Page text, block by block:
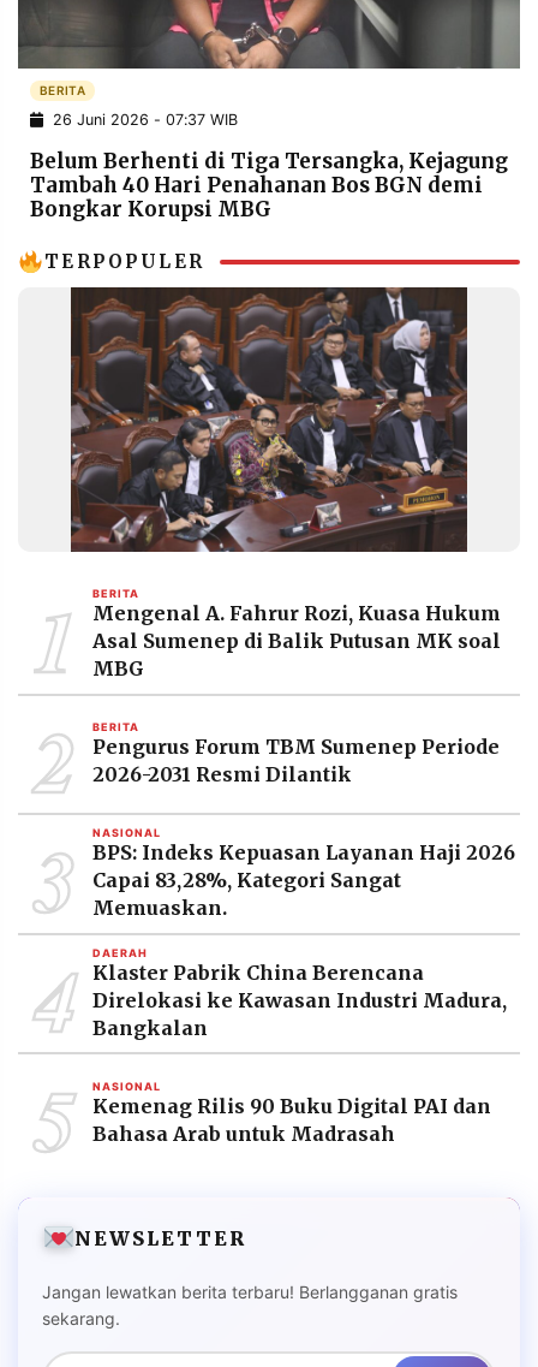
WARGA
INFORMASI
IKLAN
KIRIM
PENGADUAN TERM
OF
SERVICE
IKUTI
RESOLUSI
MEDIA
©
Resolusi.co
-
PT.
RESOLUSI
MEDIA
PRAMUDITA
BERITA
26 Juni 2026 - 07:37 WIB
Belum Berhenti di Tiga Tersangka, Kejagung
Tambah 40 Hari Penahanan Bos BGN demi
Bongkar Korupsi MBG
TERPOPULER
1 BERITA
Mengenal A. Fahrur Rozi, Kuasa Hukum
Asal Sumenep di Balik Putusan MK soal
MBG
2 BERITA
Pengurus Forum TBM Sumenep Periode
2026-2031 Resmi Dilantik
3 NASIONAL
BPS: Indeks Kepuasan Layanan Haji 2026
Capai 83,28%, Kategori Sangat
Memuaskan.
4 DAERAH
Klaster Pabrik China Berencana
Direlokasi ke Kawasan Industri Madura,
Bangkalan
5 NASIONAL
Kemenag Rilis 90 Buku Digital PAI dan
Bahasa Arab untuk Madrasah
NEWSLETTER
Jangan lewatkan berita terbaru! Berlangganan gratis
sekarang.